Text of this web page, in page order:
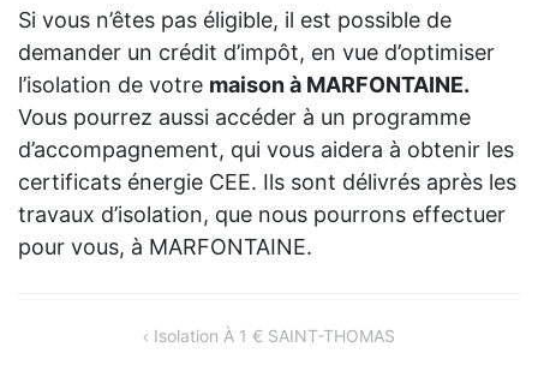
Si vous n’êtes pas éligible, il est possible de
demander un crédit d’impôt, en vue d’optimiser
l’isolation de votre maison à MARFONTAINE.
Vous pourrez aussi accéder à un programme
d’accompagnement, qui vous aidera à obtenir les
certificats énergie CEE. Ils sont délivrés après les
travaux d’isolation, que nous pourrons effectuer
pour vous, à MARFONTAINE.
NAVIGATIONIsolation À 1 € SAINT-THOMAS